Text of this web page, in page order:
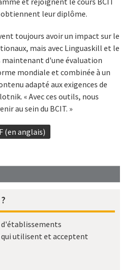
utilisent et acceptent
leur diplôme.
toujours avoir un impact sur le
mais avec Linguaskill et le
maintenant d'une évaluation
mondiale et combinée à un
adapté aux exigences de
« Avec ces outils, nous
au sein du BCIT. »
(en anglais)